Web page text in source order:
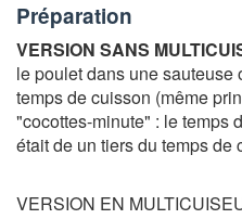
Préparation
VERSION SANS
le poulet dans une sauteuse
temps de cuisson (même
"cocottes-minute" : le temps
était de un tiers du temps de
VERSION EN